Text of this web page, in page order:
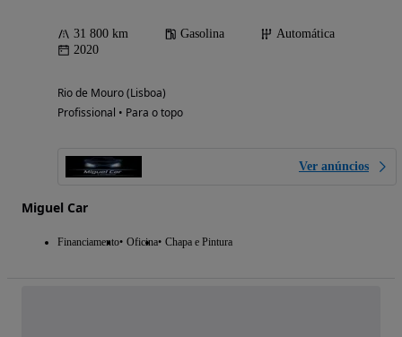
31 800 km Gasolina
Automática
2020
Rio de Mouro (Lisboa)
Profissional • Para o topo
Ver anúncios
Miguel Car
Financiamento Oficina Chapa e Pintura